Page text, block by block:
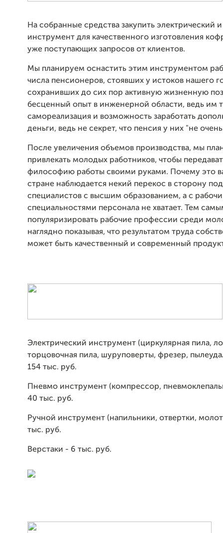
На собранные средства закупить электрический
инструмент для качественного изготовления
уже поступающих запросов от клиентов.
Мы планируем оснастить этим инструментом
числа пенсионеров, стоявших у истоков нашего
сохранивших до сих пор активную жизненную
бесценный опыт в инженерной области, ведь им
самореализация и возможность заработать
деньги, ведь не секрет, что пенсия у них "не
После увеличения объемов производства, мы
привлекать молодых работников, чтобы
философию работы своими руками. Почему это
стране наблюдается некий перекос в сторону
специалистов с высшим образованием, а с
специальностями персонала не хватает. Тем
популяризировать рабочие профессии среди
наглядно показывая, что результатом труда
может быть качественный и современный
Электрический инструмент (циркулярная пила,
торцовочная пила, шуруповерты, фрезер,
154 тыс. руб.
Пневмо инструмент (компрессор,
40 тыс. руб.
Ручной инструмент (напильники, отвертки,
тыс. руб.
Верстаки - 6 тыс. руб.